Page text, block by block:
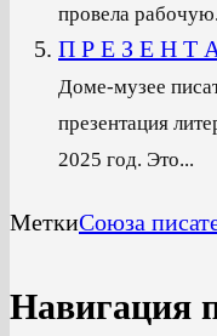
провела
П Р Е З Е Н Т
Доме-музее
презентация
2025 год. Это...
МеткиСоюза
Навигация